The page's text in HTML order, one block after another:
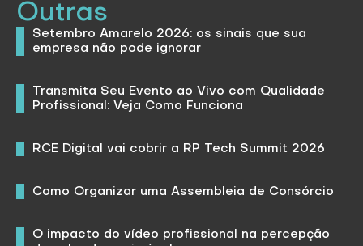
Outras
Setembro Amarelo 2026: os sinais que sua
empresa não pode ignorar
Transmita Seu Evento ao Vivo com Qualidade
Profissional: Veja Como Funciona
RCE Digital vai cobrir a RP Tech Summit 2026
Como Organizar uma Assembleia de Consórcio
O impacto do vídeo profissional na percepção